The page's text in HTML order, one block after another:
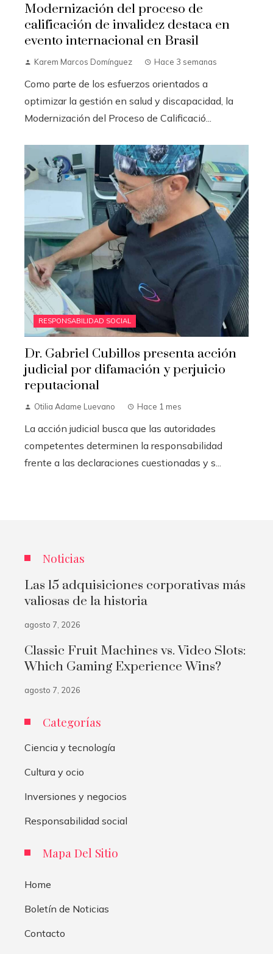
Modernización del proceso de
calificación de invalidez destaca en
evento internacional en Brasil
Karem Marcos Domínguez Hace 3 semanas
Como parte de los esfuerzos orientados a
optimizar la gestión en salud y discapacidad, la
Modernización del Proceso de Calificació...
RESPONSABILIDAD SOCIAL
Dr. Gabriel Cubillos presenta acción
judicial por difamación y perjuicio
reputacional
Otilia Adame Luevano Hace 1 mes
La acción judicial busca que las autoridades
competentes determinen la responsabilidad
frente a las declaraciones cuestionadas y s...
Noticias
Las 15 adquisiciones corporativas más
valiosas de la historia
agosto 7, 2026
Classic Fruit Machines vs. Video Slots:
Which Gaming Experience Wins?
agosto 7, 2026
Categorías
Ciencia y tecnología
Cultura y ocio
Inversiones y negocios
Responsabilidad social
Mapa Del Sitio
Home
Boletín de Noticias
Contacto